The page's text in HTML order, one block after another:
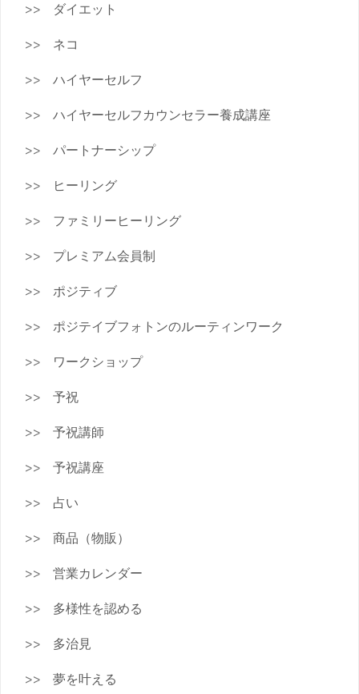
ダイエット
ネコ
ハイヤーセルフ
ハイヤーセルフカウンセラー養成講座
パートナーシップ
ヒーリング
ファミリーヒーリング
プレミアム会員制
ポジティブ
ポジテイブフォトンのルーティンワーク
ワークショップ
予祝
予祝講師
予祝講座
占い
商品（物販）
営業カレンダー
多様性を認める
多治見
夢を叶える